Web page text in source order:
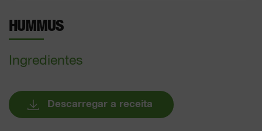
HUMMUS
Ingredientes
Descarregar a receita